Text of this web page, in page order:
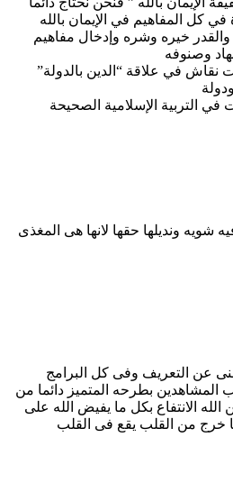
في الإيمان بالله
خيره وشره وإدخال مفاهيم
في علاقة “الدين بالدولة”
الإسلامية الصحيحة
ونديلها حقها لانها هى المغذى
التعريف وفى كل البرامج
بطرحه المتميز دائما من
بكل ما يفيض الله على
من القلب يقع فى القلب